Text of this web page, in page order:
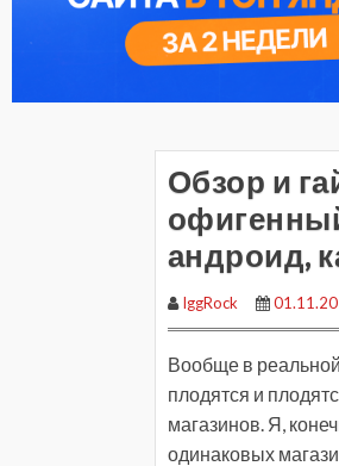
Обзор и
андроид,
IggRock
Вообще в
плодятся и
магазинов. Я,
одинаковых